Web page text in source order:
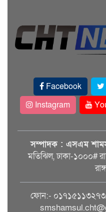
Facebook
Instagram
সম্পাদক : এসএম
মতিঝিল, ঢাকা-১০০০#
ফোন:-